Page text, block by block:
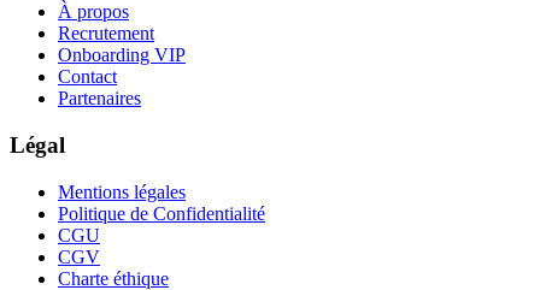
À propos
Recrutement
Onboarding VIP
Contact
Partenaires
Légal
Mentions légales
Politique de Confidentialité
CGU
CGV
Charte éthique